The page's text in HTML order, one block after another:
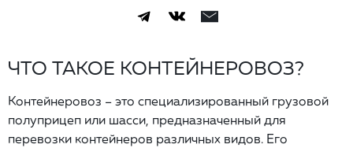
ЧТО ТАКОЕ КОНТЕЙНЕРОВОЗ?
Контейнеровоз – это специализированный грузовой
полуприцеп или шасси, предназначенный для
перевозки контейнеров различных видов. Его